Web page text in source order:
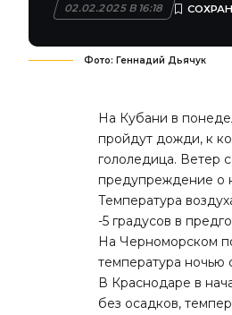
02.02.2025 В 16:18
Фото: Геннадий Дьячук
На Кубани в
пройдут дожди, к
гололедица. Ветер
предупреждение о
Температура
-5 градусов в
На Черноморском
температура ночью
В Краснодаре в
без осадков,